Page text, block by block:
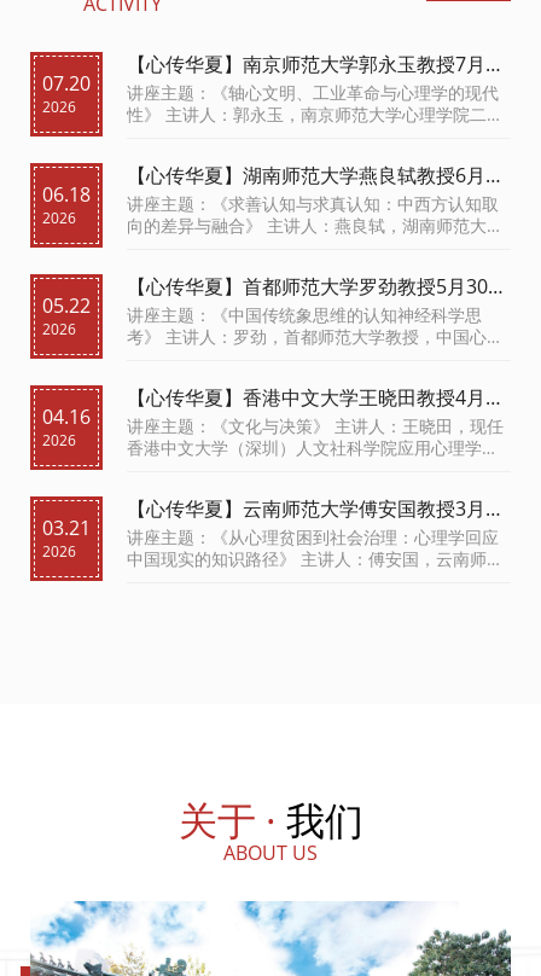
07.20
2026
【心传华夏】南京师范大学郭永玉教授7月25
日晚主讲《轴心文明、工业革命与心理学的
现代性》
讲座主题：《轴心文明、工业革命与心理学的现代
性》 主讲人：郭永玉，南京师范大学心理学院二级
06.18
2026
【心传华夏】湖南师范大学燕良轼教授6月27
日晚主讲《求善认知与求真认知：中西方认
知取向的差异与融合》
讲座主题：《求善认知与求真认知：中西方认知取
向的差异与融合》 主讲人：燕良轼，湖南师范大学
05.22
2026
【心传华夏】首都师范大学罗劲教授5月30日
晚主讲《中国传统象思维的认知神经科学思
考》
讲座主题：《中国传统象思维的认知神经科学思
考》 主讲人：罗劲，首都师范大学教授，中国心理
04.16
2026
【心传华夏】香港中文大学王晓田教授4月25
日晚主讲《文化与决策》
讲座主题：《文化与决策》 主讲人：王晓田，现任
香港中文大学（深圳）人文社科学院应用心理学教
03.21
2026
【心传华夏】云南师范大学傅安国教授3月28
日晚主讲《从心理贫困到社会治理：心理学
回应中国现实的知识路径》
讲座主题：《从心理贫困到社会治理：心理学回应
中国现实的知识路径》 主讲人：傅安国，云南师范
关于 · 我们
ABOUT US